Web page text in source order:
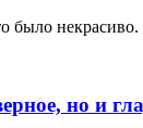
было некрасиво.
но и